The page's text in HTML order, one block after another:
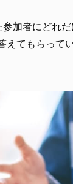
加者にどれ
てもらってい